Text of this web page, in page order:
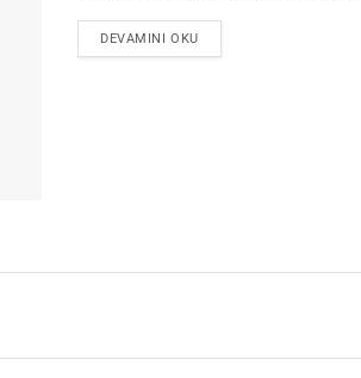
DEVAMINI OKU